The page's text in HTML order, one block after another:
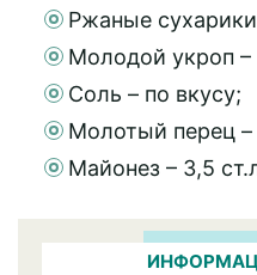
Ржаные
Молодой укроп –
Соль – по вкусу;
Молотый перец –
Майонез – 3,5